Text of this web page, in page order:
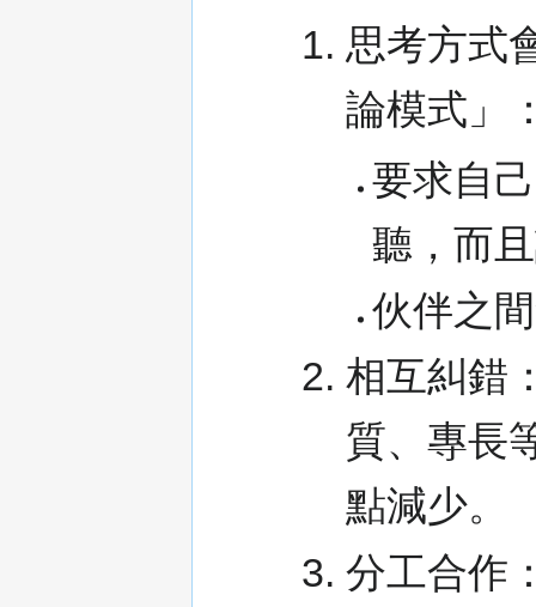
思考方式
論模式」
要求自
聽，而
伙伴之
相互糾錯
質、專長
點減少。
分工合作